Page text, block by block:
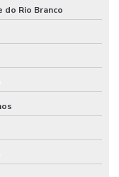
do Rio Branco